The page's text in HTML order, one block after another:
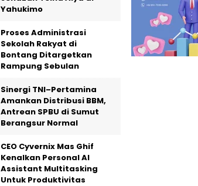
Yahukimo
Proses Administrasi
Sekolah Rakyat di
Bontang Ditargetkan
Rampung Sebulan
Sinergi TNI–Pertamina
Amankan Distribusi BBM,
Antrean SPBU di Sumut
Berangsur Normal
CEO Cyvernix Mas Ghif
Kenalkan Personal AI
Assistant Multitasking
Untuk Produktivitas